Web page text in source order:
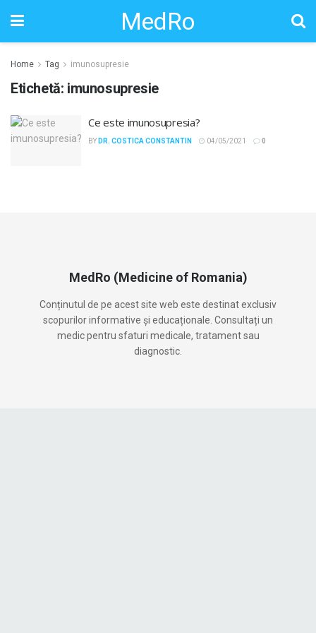
MedRo
Home Tag imunosupresie
Etichetă: imunosupresie
Ce este imunosupresia?
BY DR. COSTICA CONSTANTIN 04/05/2021 0
MedRo (Medicine of Romania)
Conținutul de pe acest site web este destinat exclusiv
scopurilor informative și educaționale. Consultați un
medic pentru sfaturi medicale, tratament sau
diagnostic.